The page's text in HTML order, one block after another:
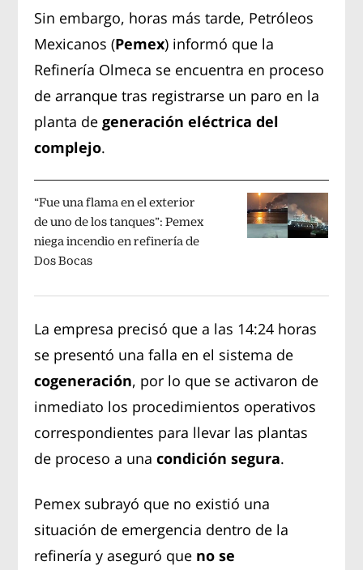
Sin embargo, horas más tarde, Petróleos
Mexicanos (Pemex) informó que la
Refinería Olmeca se encuentra en proceso
de arranque tras registrarse un paro en la
planta degeneración eléctrica del
complejo.
“Fue una flama en el exterior
de uno de los tanques”: Pemex
niega incendio en refinería de
Dos Bocas
La empresa precisó que a las 14:24 horas
se presentó una falla en el sistema de
cogeneración, por lo que se activaron de
inmediato los procedimientos operativos
correspondientes para llevar las plantas
de proceso a unacondición segura.
Pemex subrayó que no existió una
situación de emergencia dentro de la
refinería y aseguró que no se